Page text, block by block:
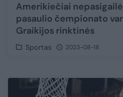
Amerikiečiai
pasaulio čempionato
Graikijos rinktinės
Sportas 2023-08-18